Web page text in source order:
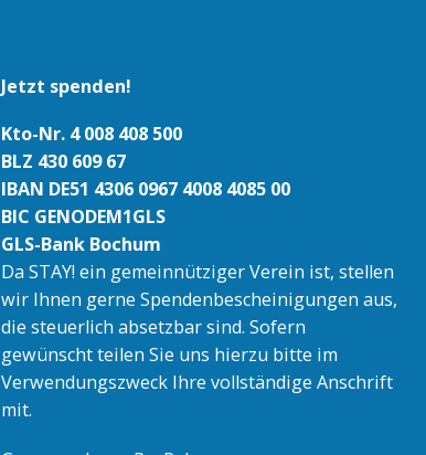
Jetzt spenden!
Kto-Nr. 4 008 408 500
BLZ 430 609 67
IBAN DE51 4306 0967 4008 4085 00
BIC GENODEM1GLS
GLS-Bank Bochum
Da STAY! ein gemeinnütziger Verein ist, stellen
wir Ihnen gerne Spendenbescheinigungen aus,
die steuerlich absetzbar sind. Sofern
gewünscht teilen Sie uns hierzu bitte im
Verwendungszweck Ihre vollständige Anschrift
mit.